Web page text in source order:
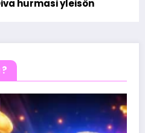
hurmasi yleisön